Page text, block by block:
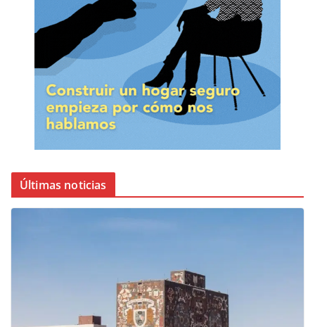
Últimas noticias